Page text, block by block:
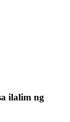
ilalim ng